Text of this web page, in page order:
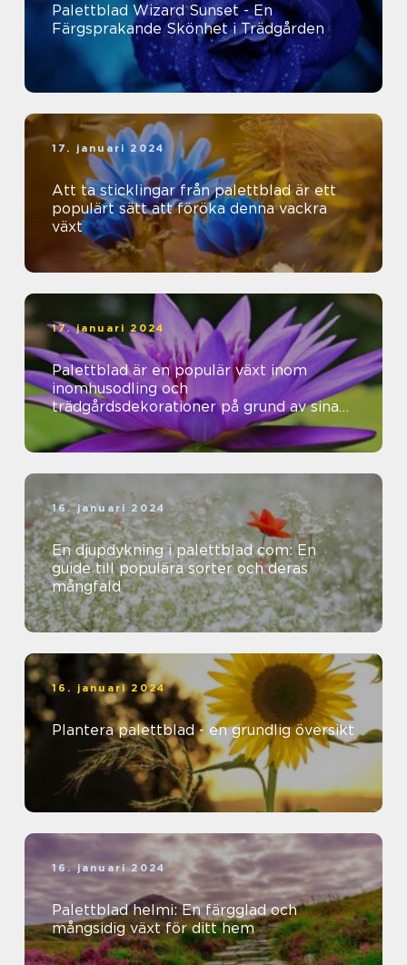
Palettblad Wizard Sunset - En
Färgsprakande Skönhet i Trädgården
17. januari 2024
Att ta sticklingar från palettblad är ett
populärt sätt att föröka denna vackra
växt
17. januari 2024
Palettblad är en populär växt inom
inomhusodling och
trädgårdsdekorationer på grund av sina
vackra färger och mönster
16. januari 2024
En djupdykning i palettblad com: En
guide till populära sorter och deras
mångfald
16. januari 2024
Plantera palettblad - en grundlig översikt
16. januari 2024
Palettblad helmi: En färgglad och
mångsidig växt för ditt hem